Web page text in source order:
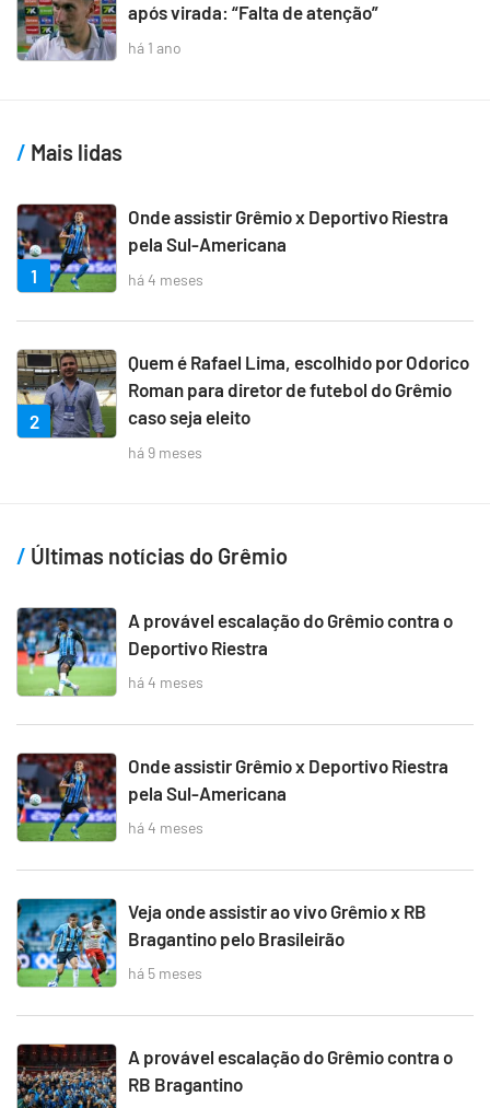
após virada: “Falta de atenção”
há 1 ano
Mais lidas
1
Onde assistir Grêmio x Deportivo Riestra
pela Sul-Americana
há 4 meses
2
Quem é Rafael Lima, escolhido por Odorico
Roman para diretor de futebol do Grêmio
caso seja eleito
há 9 meses
Últimas notícias do Grêmio
A provável escalação do Grêmio contra o
Deportivo Riestra
há 4 meses
Onde assistir Grêmio x Deportivo Riestra
pela Sul-Americana
há 4 meses
Veja onde assistir ao vivo Grêmio x RB
Bragantino pelo Brasileirão
há 5 meses
A provável escalação do Grêmio contra o
RB Bragantino